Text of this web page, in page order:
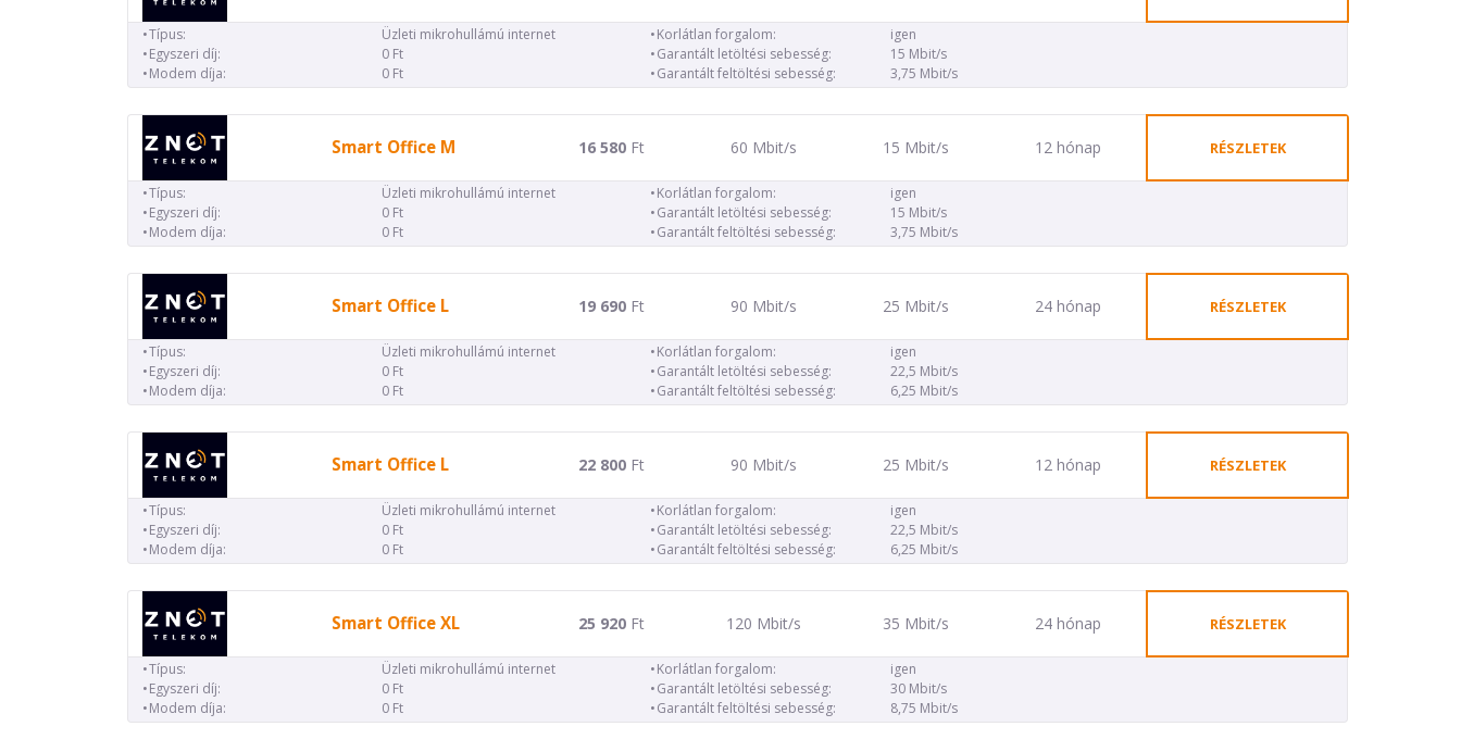
Típus:
Üzleti mikrohullámú internet
Egyszeri díj:
0 Ft
Modem díja:
0 Ft
Korlátlan forgalom:
igen
Garantált letöltési sebesség:
15 Mbit/s
Garantált feltöltési sebesség:
3,75 Mbit/s
Smart Office M 16 580Ft 60 Mbit/s 15 Mbit/s 12 hónap RÉSZLETEK
Típus:
Üzleti mikrohullámú internet
Egyszeri díj:
0 Ft
Modem díja:
0 Ft
Korlátlan forgalom:
igen
Garantált letöltési sebesség:
15 Mbit/s
Garantált feltöltési sebesség:
3,75 Mbit/s
Smart Office L 19 690Ft 90 Mbit/s 25 Mbit/s 24 hónap RÉSZLETEK
Típus:
Üzleti mikrohullámú internet
Egyszeri díj:
0 Ft
Modem díja:
0 Ft
Korlátlan forgalom:
igen
Garantált letöltési sebesség:
22,5 Mbit/s
Garantált feltöltési sebesség:
6,25 Mbit/s
Smart Office L 22 800Ft 90 Mbit/s 25 Mbit/s 12 hónap RÉSZLETEK
Típus:
Üzleti mikrohullámú internet
Egyszeri díj:
0 Ft
Modem díja:
0 Ft
Korlátlan forgalom:
igen
Garantált letöltési sebesség:
22,5 Mbit/s
Garantált feltöltési sebesség:
6,25 Mbit/s
Smart Office XL 25 920Ft 120 Mbit/s 35 Mbit/s 24 hónap RÉSZLETEK
Típus:
Üzleti mikrohullámú internet
Egyszeri díj:
0 Ft
Modem díja:
0 Ft
Korlátlan forgalom:
igen
Garantált letöltési sebesség:
30 Mbit/s
Garantált feltöltési sebesség:
8,75 Mbit/s